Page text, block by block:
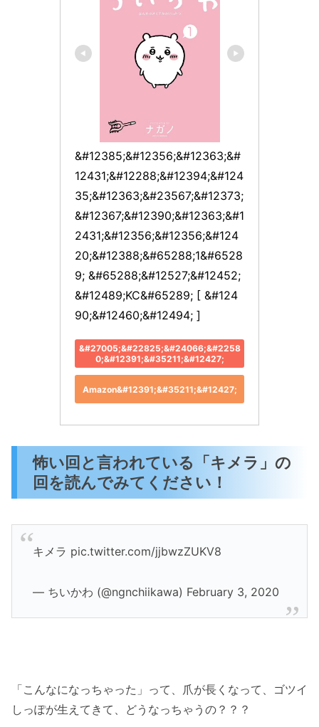
&#12385;&#12356;&#12363;&#
12431;&#12288;&#12394;&#124
35;&#12363;&#23567;&#12373;
&#12367;&#12390;&#12363;&#1
2431;&#12356;&#12356;&#124
20;&#12388;&#65288;1&#6528
9; &#65288;&#12527;&#12452;
&#12489;KC&#65289; [ &#124
90;&#12460;&#12494; ]
&#27005;&#22825;&#24066;&#2258
0;&#12391;&#35211;&#12427;
Amazon&#12391;&#35211;&#12427;
怖い回と言われている「キメラ」の
回を読んでみてください！
キメラ pic.twitter.com/jjbwzZUKV8
— ちいかわ (@ngnchiikawa) February 3, 2020
「こんなになっちゃった」って、爪が長くなって、ゴツイ
しっぽが生えてきて、どうなっちゃうの？？？